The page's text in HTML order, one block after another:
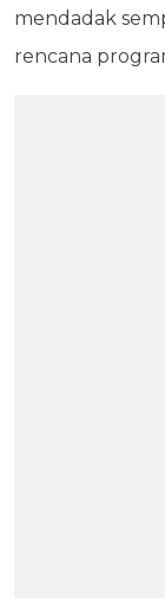
mendadak
rencana